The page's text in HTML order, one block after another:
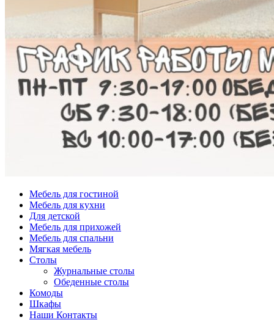
Мебель для гостиной
Мебель для кухни
Для детской
Мебель для прихожей
Мебель для спальни
Мягкая мебель
Столы
Журнальные столы
Обеденные столы
Комоды
Шкафы
Наши Контакты